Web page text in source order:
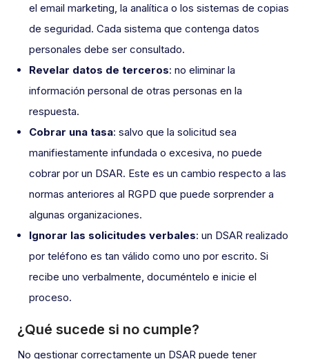
el email marketing, la analítica o los sistemas de copias
de seguridad. Cada sistema que contenga datos
personales debe ser consultado.
Revelar datos de terceros: no eliminar la
información personal de otras personas en la
respuesta.
Cobrar una tasa: salvo que la solicitud sea
manifiestamente infundada o excesiva, no puede
cobrar por un DSAR. Este es un cambio respecto a las
normas anteriores al RGPD que puede sorprender a
algunas organizaciones.
Ignorar las solicitudes verbales: un DSAR realizado
por teléfono es tan válido como uno por escrito. Si
recibe uno verbalmente, documéntelo e inicie el
proceso.
¿Qué sucede si no cumple?
No gestionar correctamente un DSAR puede tener